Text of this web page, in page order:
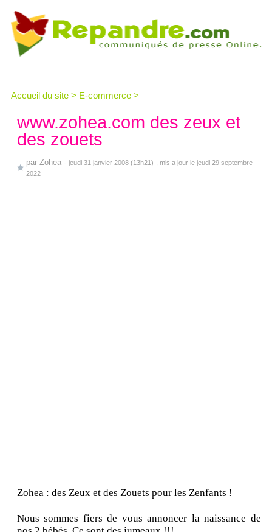
Accueil du site > E-commerce >
www.zohea.com des zeux et
des zouets
par Zohea - jeudi 31 janvier 2008 (13h21)
, mis a jour le jeudi 29 septembre
2022
Zohea : des Zeux et des Zouets pour les Zenfants !
Nous sommes fiers de vous annoncer la naissance de